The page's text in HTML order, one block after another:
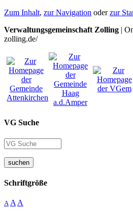
Zum Inhalt, zur Navigation oderzur
Verwaltungsgemeinschaft Zolling |
zolling.de/
VG Suche
suchen
Schriftgröße
A A A